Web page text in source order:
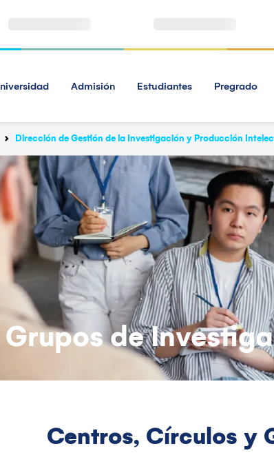
Admisión Estudiantes Pregrado
Dirección de Gestión de la Investigación y Producción
de
Centros, Círculos y